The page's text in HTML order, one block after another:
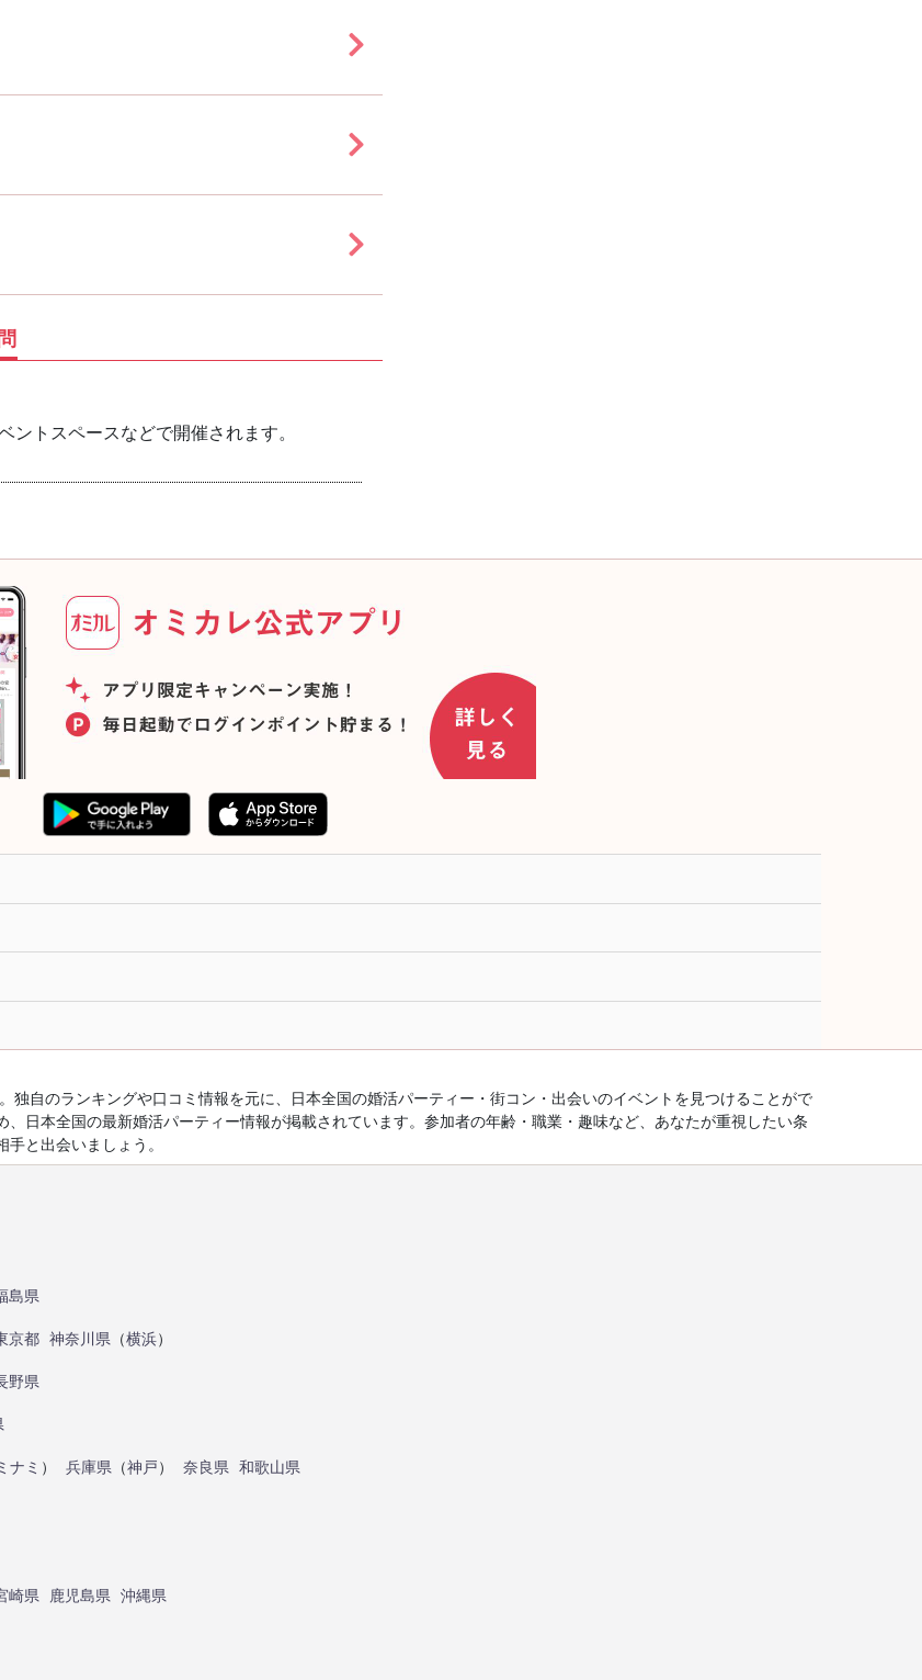
トスペースなどで開催されます。
独自のランキングや口コミ情報を元に、日本全国の婚活パーティー・街コン・出会いのイベントを見つけることがで
日本全国の最新婚活パーティー情報が掲載されています。参加者の年齢・職業・趣味など、あなたが重視したい条
と出会いましょう。
島県
京都 神奈川県 （横浜）
野県
ナミ ） 兵庫県 （神戸） 奈良県 和歌山県
崎県 鹿児島県 沖縄県